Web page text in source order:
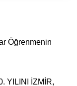
Öğrenmenin
YILINI İZMİR,